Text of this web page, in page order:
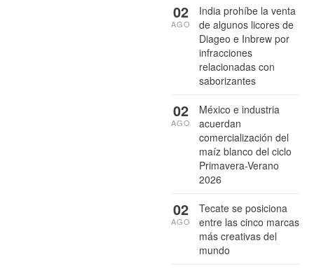
India prohíbe la venta
de algunos licores de
Diageo e Inbrew por
infracciones
relacionadas con
saborizantes
02
AGO
México e industria
acuerdan
comercialización del
maíz blanco del ciclo
Primavera-Verano
2026
02
AGO
Tecate se posiciona
entre las cinco marcas
más creativas del
mundo
02
AGO